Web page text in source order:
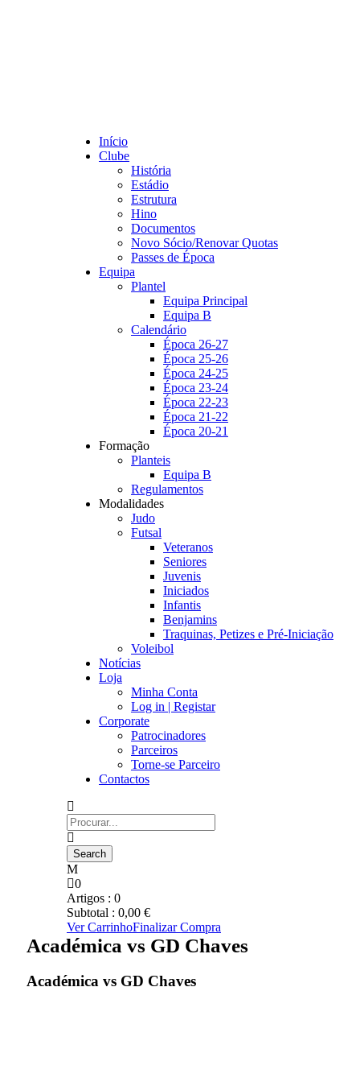
Início
Clube
História
Estádio
Estrutura
Hino
Documentos
Novo Sócio/Renovar Quotas
Passes de Época
Equipa
Plantel
Equipa Principal
Equipa B
Calendário
Época 26-27
Época 25-26
Época 24-25
Época 23-24
Época 22-23
Época 21-22
Época 20-21
Formação
Planteis
Equipa B
Regulamentos
Modalidades
Judo
Futsal
Veteranos
Seniores
Juvenis
Iniciados
Infantis
Benjamins
Traquinas, Petizes e Pré-Iniciação
Voleibol
Notícias
Loja
Minha Conta
Log in | Registar
Corporate
Patrocinadores
Parceiros
Torne-se Parceiro
Contactos
0
Artigos : 0
Subtotal : 0,00 €
Ver CarrinhoFinalizar Compra
Académica vs GD Chaves
Académica vs GD Chaves